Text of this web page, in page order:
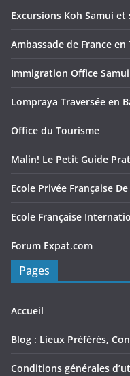
Excursions Koh Samui et
Ambassade de France
Immigration Office Samui
Lompraya Traversée en
Office du Tourisme
Malin! Le Petit Guide
Ecole Privée Française
Ecole Française
Forum Expat.com
Pages
Accueil
Blog : Lieux Préférés,
Conditions générales